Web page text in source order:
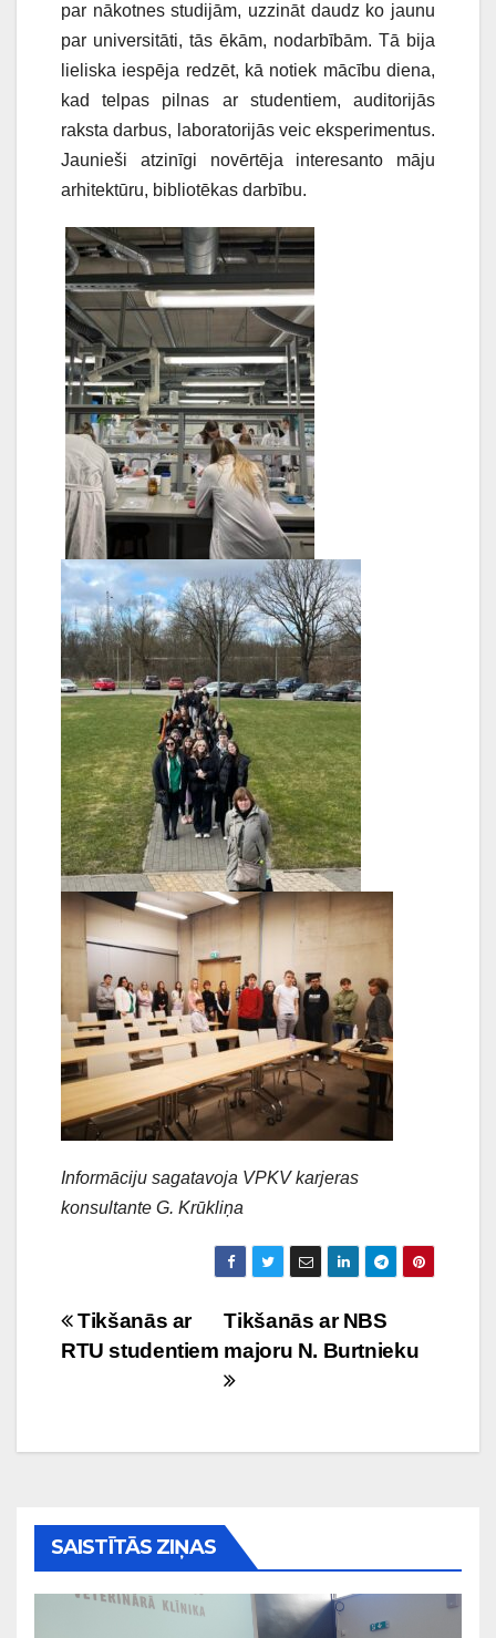
par nākotnes studijām, uzzināt daudz ko jaunu
par universitāti, tās ēkām, nodarbībām. Tā bija
lieliska iespēja redzēt, kā notiek mācību diena,
kad telpas pilnas ar studentiem, auditorijās
raksta darbus, laboratorijās veic eksperimentus.
Jaunieši atzinīgi novērtēja interesanto māju
arhitektūru, bibliotēkas darbību.
Informāciju sagatavoja VPKV karjeras
konsultante G. Krūkliņa
Ziņu
Tikšanās ar NBS
majoru N. Burtnieku
Tikšanās ar
RTU studentiem
SAISTĪTĀS ZIŅAS